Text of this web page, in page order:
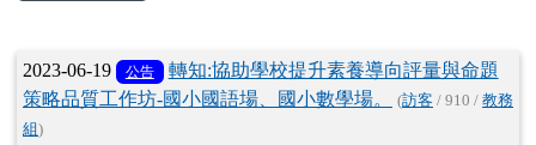
文章列表
2023-06-19 公告
轉知:協助學校提升素養導向評量與命題
策略品質工作坊-國小國語場、國小數學場。
(訪客 / 910 / 教務
組)